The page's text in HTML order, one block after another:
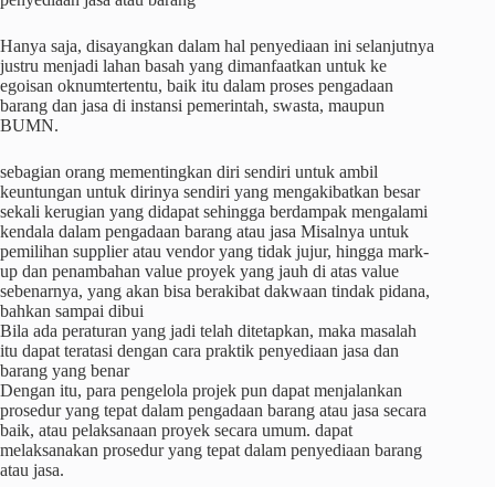
Hanya saja, disayangkan dalam hal penyediaan ini selanjutnya
justru menjadi lahan basah yang dimanfaatkan untuk ke
egoisan oknumtertentu, baik itu dalam proses pengadaan
barang dan jasa di instansi pemerintah, swasta, maupun
BUMN.
sebagian orang mementingkan diri sendiri untuk ambil
keuntungan untuk dirinya sendiri yang mengakibatkan besar
sekali kerugian yang didapat sehingga berdampak mengalami
kendala dalam pengadaan barang atau jasa Misalnya untuk
pemilihan supplier atau vendor yang tidak jujur, hingga mark-
up dan penambahan value proyek yang jauh di atas value
sebenarnya, yang akan bisa berakibat dakwaan tindak pidana,
bahkan sampai dibui
Bila ada peraturan yang jadi telah ditetapkan, maka masalah
itu dapat teratasi dengan cara praktik penyediaan jasa dan
barang yang benar
Dengan itu, para pengelola projek pun dapat menjalankan
prosedur yang tepat dalam pengadaan barang atau jasa secara
baik, atau pelaksanaan proyek secara umum. dapat
melaksanakan prosedur yang tepat dalam penyediaan barang
atau jasa.